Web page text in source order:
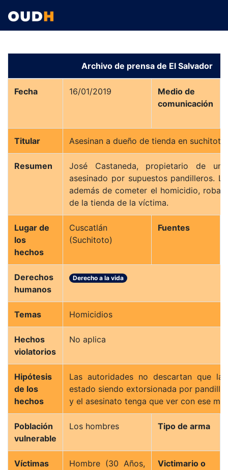
Archivo de prensa de El Salvador
Fecha 16/01/2019
Medio de
comunicación
Titular Asesinan a dueño de tienda en suchitoto
Resumen
José Castaneda, propietario de
asesinado por supuestos pandilleros.
además de cometer el homicidio,
de la tienda de la víctima.
Lugar de
los
hechos
Cuscatlán
(Suchitoto)
Fuentes
Derechos
humanos
Derecho a la vida
Temas Homicidios
Hechos
violatorios
No aplica
Hipótesis
de los
hechos
Las autoridades no descartan que la víctima haya
estado siendo extorsionada por
y el asesinato tenga que ver con ese
Población
vulnerable
Los hombres Tipo de arma
Víctimas
Hombre (30 Años,
Victimario o